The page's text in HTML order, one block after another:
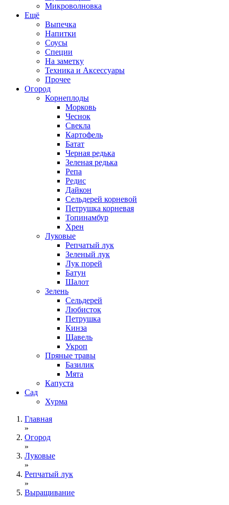
Микроволновка
Ещё
Выпечка
Напитки
Соусы
Специи
На заметку
Техника и Аксессуары
Прочее
Огород
Корнеплоды
Морковь
Чеснок
Свекла
Картофель
Батат
Черная редька
Зеленая редька
Репа
Редис
Дайкон
Сельдерей корневой
Петрушка корневая
Топинамбур
Хрен
Луковые
Репчатый лук
Зеленый лук
Лук порей
Батун
Шалот
Зелень
Сельдерей
Любисток
Петрушка
Кинза
Щавель
Укроп
Пряные травы
Базилик
Мята
Капуста
Сад
Хурма
Главная
»
Огород
»
Луковые
»
Репчатый лук
»
Выращивание